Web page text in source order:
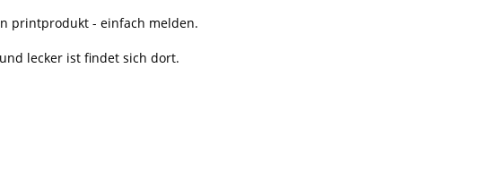
printprodukt - einfach melden.
lecker ist findet sich dort.